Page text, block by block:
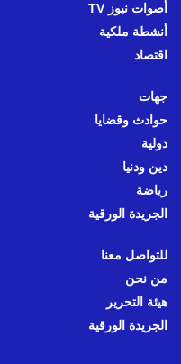
أصوات نيوز TV
أنشطة ملكية
اقتصاد
جهات
حوادث وقضايا
دولية
دين ودنيا
رياضة
الجريدة الورقية
للتواصل معنا
من نحن
هيئة التحرير
الجريدة الورقية